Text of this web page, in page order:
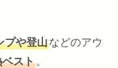
プや登山などのアウ
ベスト。